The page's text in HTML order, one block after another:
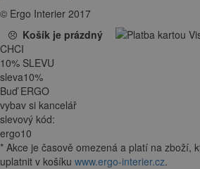
© Ergo Interier 2017
Košík je prázdný
CHCI
10% SLEVU
sleva10%
Buď ERGO
vybav si kancelář
slevový kód:
ergo10
* Akce je časově omezená a platí na zboží,
uplatnit v košíku www.ergo-interier.cz.